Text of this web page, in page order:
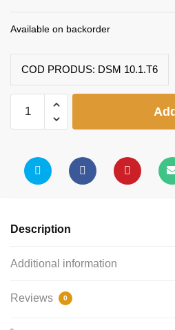
Available on backorder
COD PRODUS: DSM 10.1.T6
elev
quantity
Description
Additional information
Reviews 0